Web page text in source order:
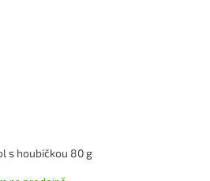
s houbičkou 80 g